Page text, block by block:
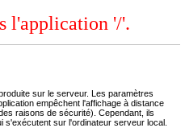
l'application '/'.
sur le serveur. Les paramètres
empêchent l'affichage à distance
raisons de sécurité). Cependant, ils
sur l'ordinateur serveur local.